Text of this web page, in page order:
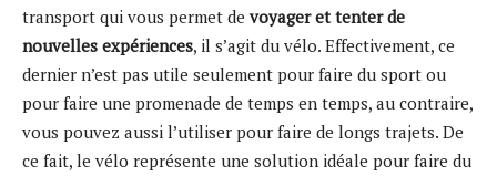
transport qui vous permet de voyager et tenter de
nouvelles expériences, il s’agit du vélo. Effectivement, ce
dernier n’est pas utile seulement pour faire du sport ou
pour faire une promenade de temps en temps, au contraire,
vous pouvez aussi l’utiliser pour faire de longs trajets. De
ce fait, le vélo représente une solution idéale pour faire du